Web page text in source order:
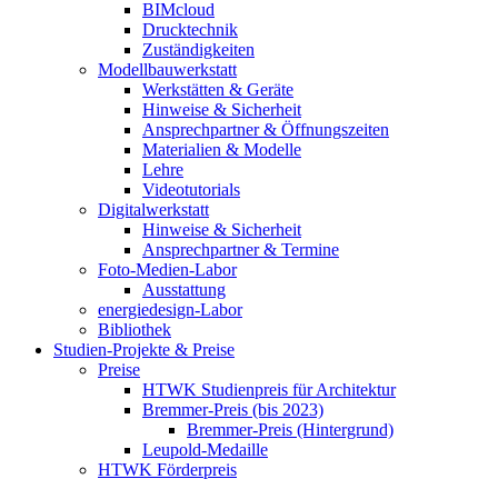
BIMcloud
Drucktechnik
Zuständigkeiten
Modellbauwerkstatt
Werkstätten & Geräte
Hinweise & Sicherheit
Ansprechpartner & Öffnungszeiten
Materialien & Modelle
Lehre
Videotutorials
Digitalwerkstatt
Hinweise & Sicherheit
Ansprechpartner & Termine
Foto-Medien-Labor
Ausstattung
energiedesign-Labor
Bibliothek
Studien-Projekte & Preise
Preise
HTWK Studienpreis für Architektur
Bremmer-Preis (bis 2023)
Bremmer-Preis (Hintergrund)
Leupold-Medaille
HTWK Förderpreis